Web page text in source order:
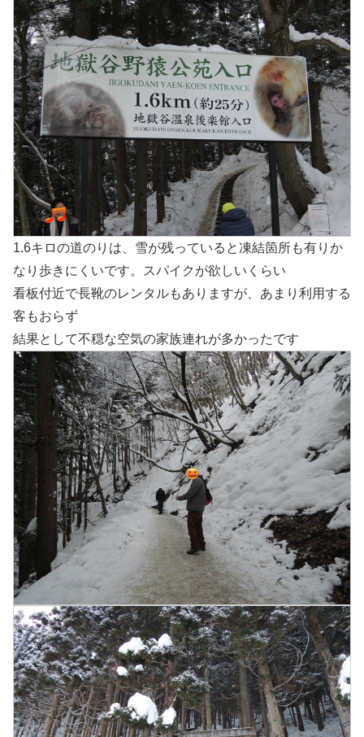
1.6キロの道のりは、雪が残っていると凍結箇所も有りか
なり歩きにくいです。スパイクが欲しいくらい
看板付近で長靴のレンタルもありますが、あまり利用する
客もおらず
結果として不穏な空気の家族連れが多かったです